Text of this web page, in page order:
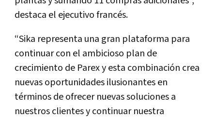
destaca el ejecutivo francés.
“Sika representa una gran plataforma para
continuar con el ambicioso plan de
crecimiento de Parex y esta combinación crea
nuevas oportunidades ilusionantes en
términos de ofrecer nuevas soluciones a
nuestros clientes y continuar nuestra